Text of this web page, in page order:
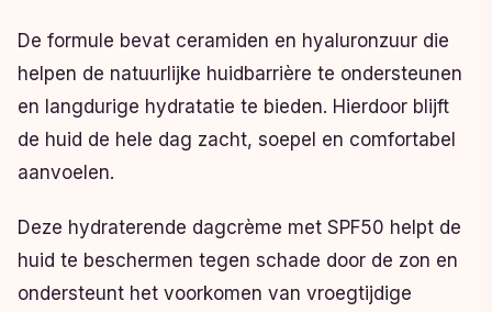
De formule bevat ceramiden en hyaluronzuur die
helpen de natuurlijke huidbarrière te ondersteunen
en langdurige hydratatie te bieden. Hierdoor blijft
de huid de hele dag zacht, soepel en comfortabel
aanvoelen.
Deze hydraterende dagcrème met SPF50 helpt de
huid te beschermen tegen schade door de zon en
ondersteunt het voorkomen van vroegtijdige